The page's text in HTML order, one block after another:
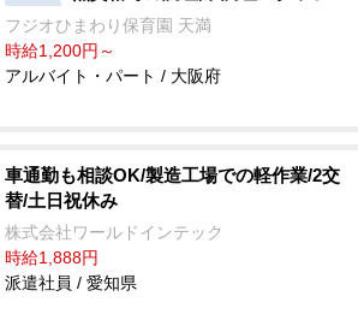
フジオひまわり保育園 天満
時給1,200円～
アルバイト・パート / 大阪府
車通勤も相談OK/製造工場での軽作業/2交
替/土日祝休み
株式会社ワールドインテック
時給1,888円
派遣社員 / 愛知県